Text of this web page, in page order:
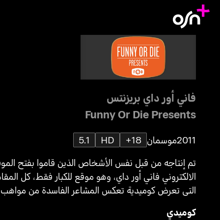
فاني أور داي بريزنتس
Funny Or Die Presents
2011موسمان 18+
HD
5.1
تم إنتاجه من قبل نفس الأشخاص الذين
الالكتروني فاني أور داي، وهو موقع للكبار فقط، كل
التي تعرض كوميدية تعكس المشاعر الفاسدة من مواهب
كوميدي